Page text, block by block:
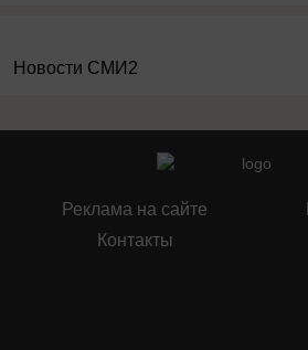
Новости СМИ2
Реклама на сайте
Контакты